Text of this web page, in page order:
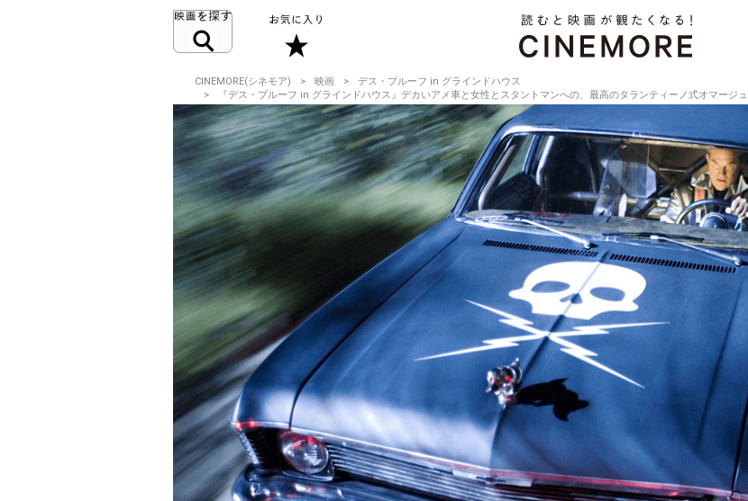
CINEMORE(シネモア) 映画
デス・プルーフ in グラインドハウス
『デス・プルーフ in グラインドハウス』デカいアメ車と女性とスタントマンへの、最高のタランティーノ式オマージュ